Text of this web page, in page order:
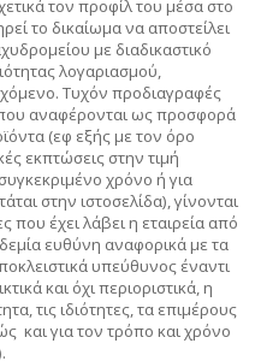
τον προφίλ του μέσα στο
το δικαίωμα να αποστείλει
με διαδικαστικό
λογαριασμού,
Τυχόν προδιαγραφές
αναφέρονται ως προσφορά
(εφ εξής με τον όρο
εκπτώσεις στην τιμή
χρόνο ή για
στην ιστοσελίδα), γίνονται
έχει λάβει η εταιρεία από
ευθύνη αναφορικά με τα
υπεύθυνος έναντι
και όχι περιοριστικά, η
τις ιδιότητες, τα επιμέρους
και για τον τρόπο και χρόνο